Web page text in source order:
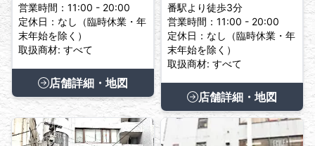
営業時間：11:00 - 20:00
定休日：なし（臨時休業・年
末年始を除く）
取扱商材: すべて
店舗詳細・地図
番駅より徒歩3分
営業時間：11:00 - 20:00
定休日：なし（臨時休業・年
末年始を除く）
取扱商材: すべて
店舗詳細・地図